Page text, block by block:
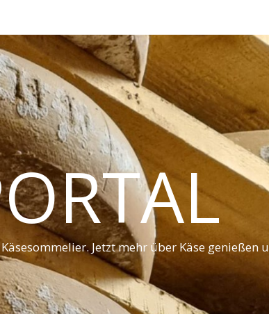
Jetzt mehr über Käse genießen